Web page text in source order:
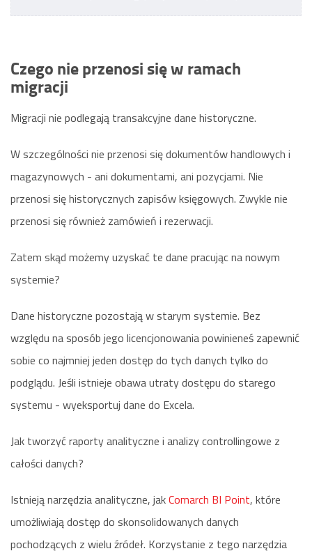
Czego nie przenosi się w ramach
migracji
Migracji nie podlegają transakcyjne dane historyczne.
W szczególności nie przenosi się dokumentów handlowych i
magazynowych - ani dokumentami, ani pozycjami. Nie
przenosi się historycznych zapisów księgowych. Zwykle nie
przenosi się również zamówień i rezerwacji.
Zatem skąd możemy uzyskać te dane pracując na nowym
systemie?
Dane historyczne pozostają w starym systemie. Bez
względu na sposób jego licencjonowania powinieneś zapewnić
sobie co najmniej jeden dostęp do tych danych tylko do
podglądu. Jeśli istnieje obawa utraty dostępu do starego
systemu - wyeksportuj dane do Excela.
Jak tworzyć raporty analityczne i analizy controllingowe z
całości danych?
Istnieją narzędzia analityczne, jakComarch BI Point, które
umożliwiają dostęp do skonsolidowanych danych
pochodzących z wielu źródeł. Korzystanie z tego narzędzia